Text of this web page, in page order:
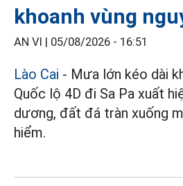
khoanh vùng
AN VI | 05/08/2026 - 16:51
Lào Cai - Mưa lớn kéo dài
Quốc lộ 4D đi Sa Pa xuất
dương, đất đá tràn xuống
hiểm.